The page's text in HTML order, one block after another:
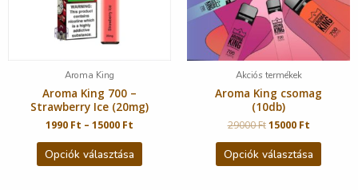
Aroma King
Aroma King 700 –
Strawberry Ice (20mg)
1990 Ft – 15000 Ft
Opciók választása
Akciós termékek
Aroma King csomag
(10db)
29000Ft 15000 Ft
Opciók választása